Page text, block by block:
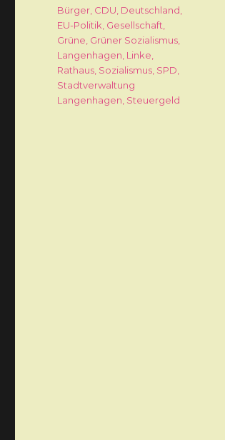
Schlagwörter
Bürger CDU Deutschland
EU-Politik Gesellschaft
Grüne Grüner Sozialismus
Langenhagen Linke
Rathaus Sozialismus SPD
Stadtverwaltung
Langenhagen Steuergeld